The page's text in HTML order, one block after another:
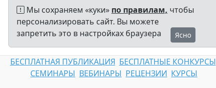
Мы сохраняем «куки» по правилам, чтобы
персонализировать сайт. Вы можете
запретить это в настройках браузера
Ясно
БЕСПЛАТНАЯ ПУБЛИКАЦИЯ БЕСПЛАТНЫЕ КОНКУРСЫ
СЕМИНАРЫ ВЕБИНАРЫ РЕЦЕНЗИИ КУРСЫ